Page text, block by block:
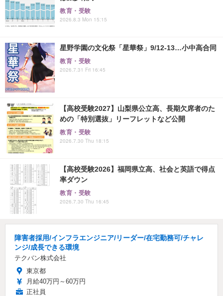
教育・受験
2026.8.3 Mon 15:15
星野学園の文化祭「星華祭」9/12-13…小中高合同
教育・受験
2026.7.31 Fri 16:45
【高校受験2027】山梨県公立高、長期欠席者のた
めの「特別選抜」リーフレットなど公開
教育・受験
2026.7.30 Thu 18:15
【高校受験2026】福岡県立高、社会と英語で得点
率ダウン
教育・受験
2026.7.30 Thu 16:45
障害者採用/インフラエンジニア/リーダー/在宅勤務可/チャレ
ンジ/成長できる環境
テクバン株式会社
東京都
月給40万円～60万円
正社員